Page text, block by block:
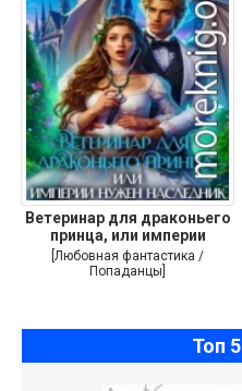
Ветеринар для драконьего
принца, или империи
[Любовная фантастика /
Попаданцы]
Топ